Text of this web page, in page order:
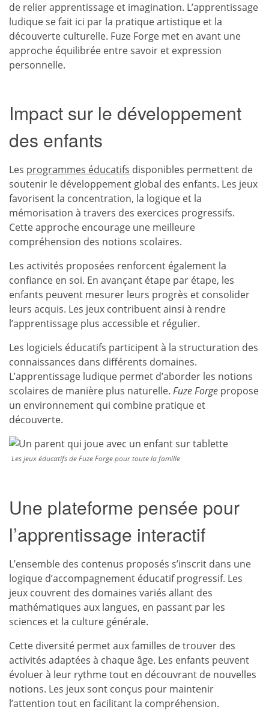
de relier apprentissage et imagination. L’apprentissage
ludique se fait ici par la pratique artistique et la
découverte culturelle. Fuze Forge met en avant une
approche équilibrée entre savoir et expression
personnelle.
Impact sur le développement
des enfants
Les programmes éducatifs disponibles permettent de
soutenir le développement global des enfants. Les jeux
favorisent la concentration, la logique et la
mémorisation à travers des exercices progressifs.
Cette approche encourage une meilleure
compréhension des notions scolaires.
Les activités proposées renforcent également la
confiance en soi. En avançant étape par étape, les
enfants peuvent mesurer leurs progrès et consolider
leurs acquis. Les jeux contribuent ainsi à rendre
l’apprentissage plus accessible et régulier.
Les logiciels éducatifs participent à la structuration des
connaissances dans différents domaines.
L’apprentissage ludique permet d’aborder les notions
scolaires de manière plus naturelle. Fuze Forge propose
un environnement qui combine pratique et
découverte.
Les jeux éducatifs de Fuze Forge pour toute la famille
Une plateforme pensée pour
l’apprentissage interactif
L’ensemble des contenus proposés s’inscrit dans une
logique d’accompagnement éducatif progressif. Les
jeux couvrent des domaines variés allant des
mathématiques aux langues, en passant par les
sciences et la culture générale.
Cette diversité permet aux familles de trouver des
activités adaptées à chaque âge. Les enfants peuvent
évoluer à leur rythme tout en découvrant de nouvelles
notions. Les jeux sont conçus pour maintenir
l’attention tout en facilitant la compréhension.